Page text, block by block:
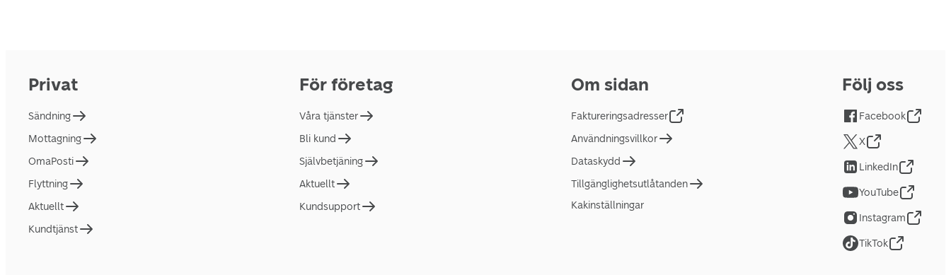
Privat
Sändning
Mottagning
OmaPosti
Flyttning
Aktuellt
Kundtjänst
För företag
Våra tjänster
Bli kund
Självbetjäning
Aktuellt
Kundsupport
Om sidan
Faktureringsadresser
Användningsvillkor
Dataskydd
Tillgänglighetsutlåtanden
Kakinställningar
Följ oss
Facebook
X
LinkedIn
YouTube
Instagram
TikTok